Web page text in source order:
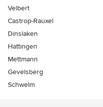
Velbert
Castrop-Rauxel
Dinslaken
Hattingen
Mettmann
Gevelsberg
Schwelm